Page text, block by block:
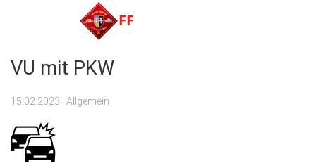
FF Steinheim e.V.
VU mit PKW
15.02.2023 | Allgemein